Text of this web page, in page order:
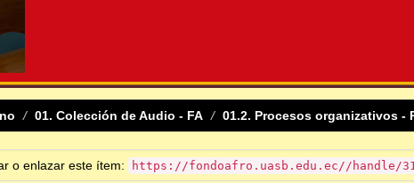
01. Colección de Audio - FA 01.2. Procesos organizativos -
o enlazar este ítem: https://fondoafro.uasb.edu.ec//handle/